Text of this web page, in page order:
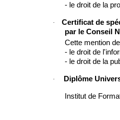
- le droit de la
·
Certificat de
par le Conseil
Cette mention
- le droit de
- le droit de la
· Diplôme
Institut de